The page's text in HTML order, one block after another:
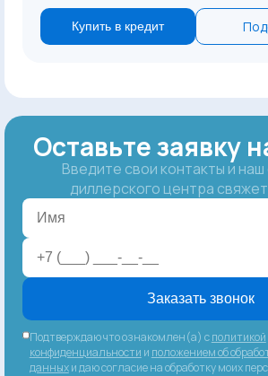
Купить в кредит
Оставьте заявку
Введите свои контакты и
диллерского центра
Заказать звонок
Подтверждаю что ознакомлен(а) сполитикой
конфиденциальности и положением об
данныхи даю согласие на обработку моих